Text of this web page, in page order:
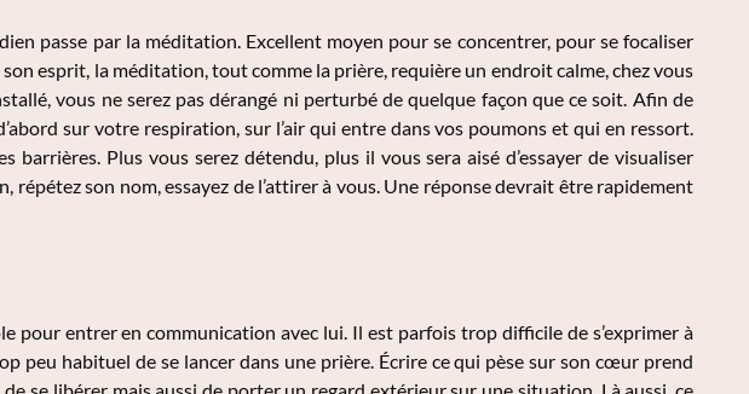
passe par la méditation. Excellent moyen pour se concentrer, pour se focaliser
esprit, la méditation, tout comme la prière, requière un endroit calme, chez vous
vous ne serez pas dérangé ni perturbé de quelque façon que ce soit. Afin de
sur votre respiration, sur l’air qui entre dans vos poumons et qui en ressort.
barrières. Plus vous serez détendu, plus il vous sera aisé d’essayer de visualiser
répétez son nom, essayez de l’attirer à vous. Une réponse devrait être rapidement
pour entrer en communication avec lui. Il est parfois trop difficile de s’exprimer à
peu habituel de se lancer dans une prière. Écrire ce qui pèse sur son cœur prend